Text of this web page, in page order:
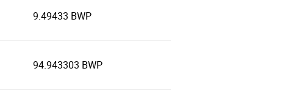
9.49433 BWP
94.943303 BWP